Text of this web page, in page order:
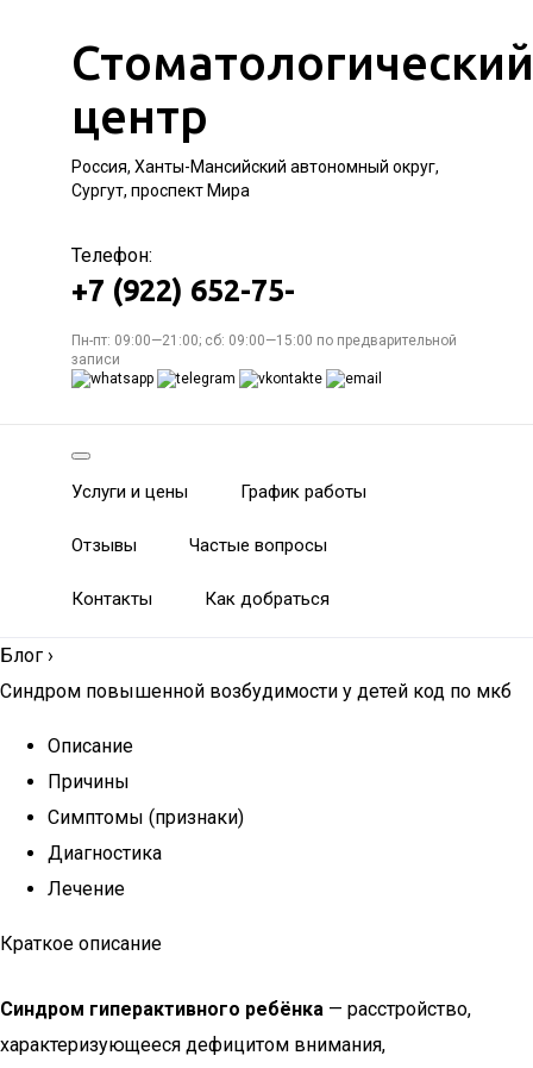
Стоматологический
центр
Россия, Ханты-Мансийский автономный округ,
Сургут, проспект Мира
Телефон:
+7 (922) 652-75-
Пн-пт: 09:00—21:00; сб: 09:00—15:00 по предварительной
записи
Услуги и цены График работы
Отзывы Частые вопросы
Контакты Как добраться
Блог ›
Синдром повышенной возбудимости у детей код по мкб
Описание
Причины
Симптомы (признаки)
Диагностика
Лечение
Краткое описание
Синдром гиперактивного ребёнка — расстройство,
характеризующееся дефицитом внимания,